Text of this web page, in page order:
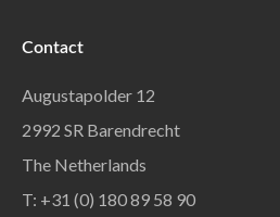
Contact
Augustapolder 12
2992 SR Barendrecht
The Netherlands
T: +31 (0) 180 89 58 90